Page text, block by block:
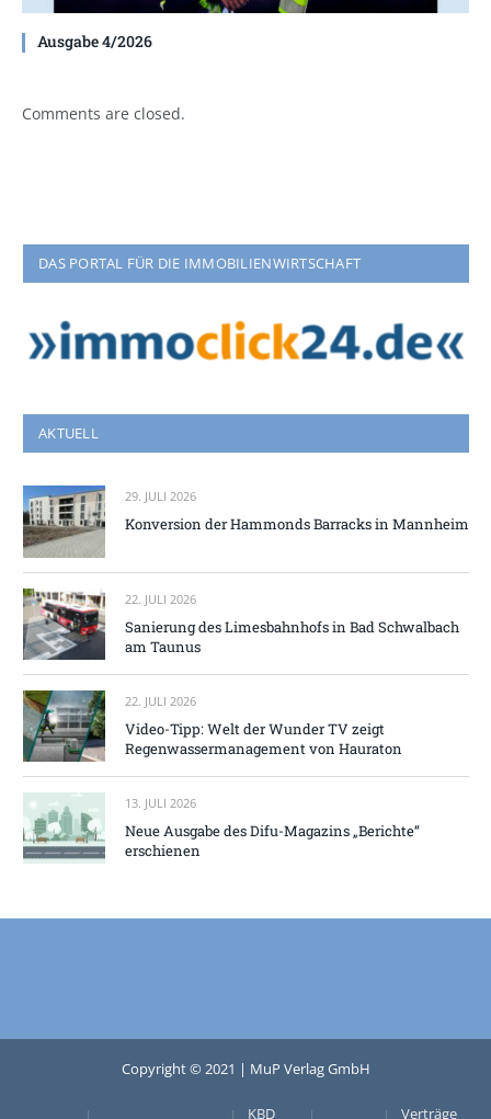
Ausgabe 4/2026
Comments are closed.
DAS PORTAL FÜR DIE IMMOBILIENWIRTSCHAFT
AKTUELL
29. JULI 2026
Konversion der Hammonds Barracks in Mannheim
22. JULI 2026
Sanierung des Limesbahnhofs in Bad Schwalbach
am Taunus
22. JULI 2026
Video-Tipp: Welt der Wunder TV zeigt
Regenwassermanagement von Hauraton
13. JULI 2026
Neue Ausgabe des Difu-Magazins „Berichte“
erschienen
Copyright © 2021 | MuP Verlag GmbH
KBD Verträge